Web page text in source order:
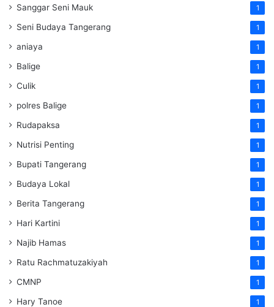
Sanggar Seni Mauk 1
Seni Budaya Tangerang 1
aniaya 1
Balige 1
Culik 1
polres Balige 1
Rudapaksa 1
Nutrisi Penting 1
Bupati Tangerang 1
Budaya Lokal 1
Berita Tangerang 1
Hari Kartini 1
Najib Hamas 1
Ratu Rachmatuzakiyah 1
CMNP 1
Hary Tanoe 1